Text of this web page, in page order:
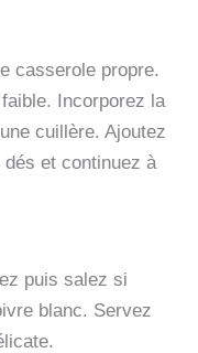
casserole propre.
Incorporez la
cuillère. Ajoutez
et continuez à
puis salez si
blanc. Servez